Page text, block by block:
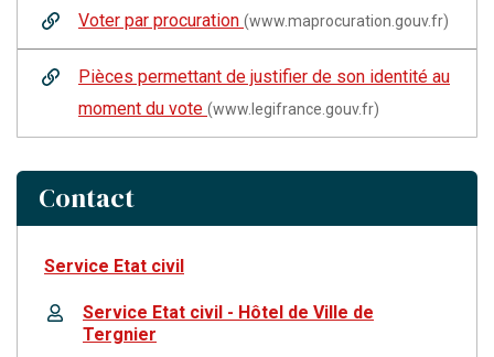
Voter par procuration (www.maprocuration.gouv.fr)
Pièces permettant de justifier de son identité au
moment du vote (www.legifrance.gouv.fr)
Contact
Service Etat civil
Service Etat civil - Hôtel de Ville de
Tergnier